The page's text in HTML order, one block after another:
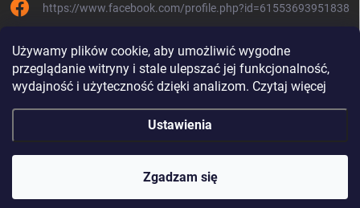
Używamy plików cookie, aby umożliwić wygodne
przeglądanie witryny i stale ulepszać jej funkcjonalność,
wydajność i użyteczność dzięki analizom. Czytaj więcej
Ustawienia
Zgadzam się
https://www.facebook.com/profile.php?id=61553693951838
Jesteśmy razem od 9 lat
Koze.pl . Wszystkie prawa zastrzeżone.